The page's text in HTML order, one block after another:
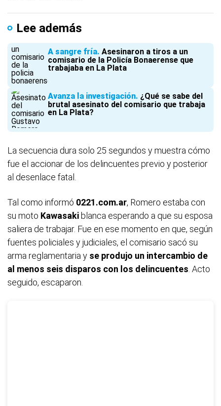
Lee además
A sangre fría Asesinaron a tiros a un
comisario de la Policía Bonaerense que
trabajaba en La Plata
Avanza la investigación ¿Qué se sabe del
brutal asesinato del comisario que trabaja
en La Plata?
La secuencia dura solo 25 segundos y muestra cómo
fue el accionar de los delincuentes previo y posterior
al desenlace fatal.
Tal como informó 0221.com.ar, Romero estaba con
su moto Kawasaki blanca esperando a que su esposa
saliera de trabajar. Fue en ese momento en que, según
fuentes policiales y judiciales, el comisario sacó su
arma reglamentaria y se produjo un intercambio de
al menos seis disparos con los delincuentes . Acto
seguido, escaparon.